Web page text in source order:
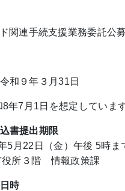
関連手続支援業務委託公
年３月31日
7月1日を想定していま
書提出期限
22日（金）午後 5時ま
所３階 情報政策課
時